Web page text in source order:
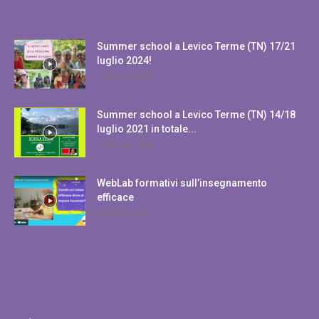
Summer school a Levico Terme (TN) 17/21
luglio 2024!
14 Aprile 2024
Summer school a Levico Terme (TN) 14/18
luglio 2021 in totale...
16 Maggio 2022
WebLab formativi sull’insegnamento
efficace
22 Luglio 2023